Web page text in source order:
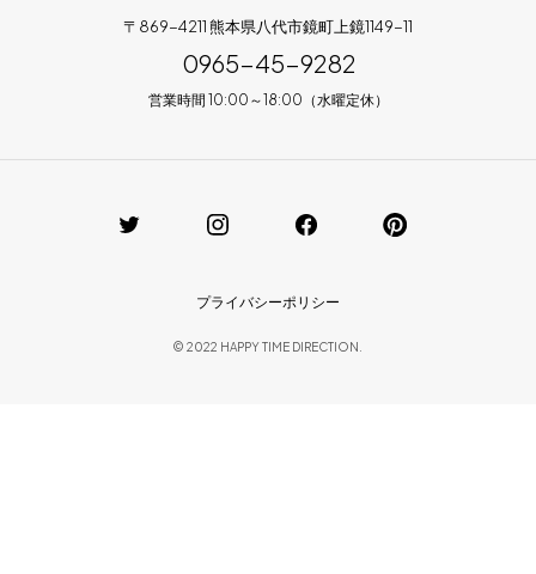
〒869-4211 熊本県八代市鏡町上鏡1149-11
0965-45-9282
営業時間 10:00～18:00（水曜定休）
プライバシーポリシー
© 2022 HAPPY TIME DIRECTION.